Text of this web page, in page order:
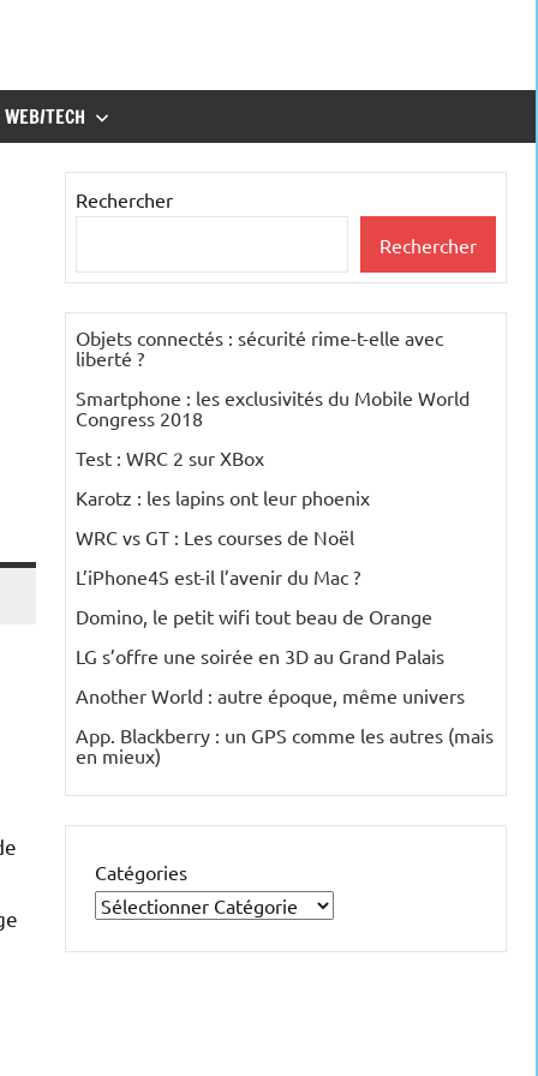
WEB/TECH
Rechercher
Rechercher
Objets connectés : sécurité rime-t-elle avec
liberté ?
Smartphone : les exclusivités du Mobile World
Congress 2018
Test : WRC 2 sur XBox
Karotz : les lapins ont leur phoenix
WRC vs GT : Les courses de Noël
L’iPhone4S est-il l’avenir du Mac ?
Domino, le petit wifi tout beau de Orange
LG s’offre une soirée en 3D au Grand Palais
Another World : autre époque, même univers
App. Blackberry : un GPS comme les autres (mais
en mieux)
Catégories